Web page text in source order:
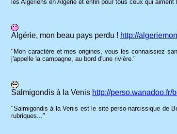
les Algériens en Algérie et enfin pour tous ceux qui aiment
Algérie, mon beau pays perdu ! http://
"Mon caractère et mes origines, vous les connaissiez
j'appelle la campagne, au bord d'une rivière."
Salmigondis à la Venis http://perso.wanadoo.fr/
"Salmigondis à la Venis est le site perso-narcissique de
rubriques..."